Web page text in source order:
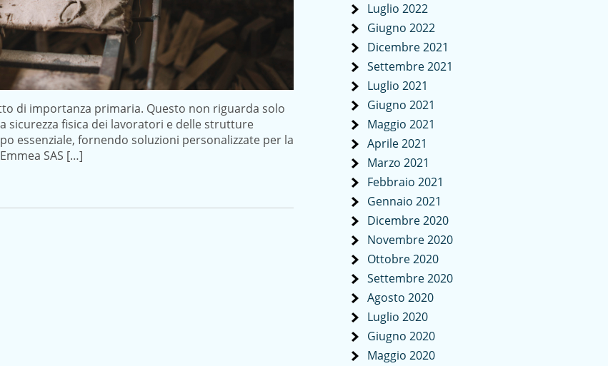
di importanza primaria. Questo non riguarda solo
sicurezza fisica dei lavoratori e delle strutture
essenziale, fornendo soluzioni personalizzate per la
SAS […]
Luglio 2022
Giugno 2022
Dicembre 2021
Settembre 2021
Luglio 2021
Giugno 2021
Maggio 2021
Aprile 2021
Marzo 2021
Febbraio 2021
Gennaio 2021
Dicembre 2020
Novembre 2020
Ottobre 2020
Settembre 2020
Agosto 2020
Luglio 2020
Giugno 2020
Maggio 2020